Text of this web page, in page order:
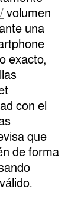
volumen
una
exacto,
con el
que
de forma